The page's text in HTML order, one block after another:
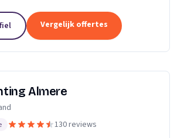
Vergelijk offertes
Almere
130 reviews